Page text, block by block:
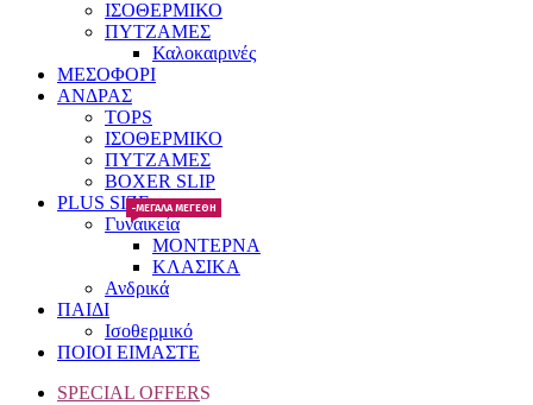
ΙΣΟΘΕΡΜΙΚΟ
ΠΥΤΖΑΜΕΣ
Καλοκαιρινές
ΜΕΣΟΦΟΡΙ
ΑΝΔΡΑΣ
TOPS
ΙΣΟΘΕΡΜΙΚΟ
ΠΥΤΖΑΜΕΣ
BOXER SLIP
PLUS SIZE-ΜΕΓΑΛΑ ΜΕΓΕΘΗ
Γυναικεία
ΜΟΝΤΕΡΝΑ
ΚΛΑΣΙΚΑ
Ανδρικά
ΠΑΙΔΙ
Ισοθερμικό
ΠΟΙΟΙ ΕΙΜΑΣΤΕ
SPECIAL OFFERS